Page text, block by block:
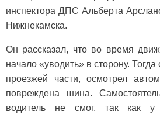
инспектора ДПС Альберта
Нижнекамска.
Он рассказал, что во время
начало «уводить» в сторону.
проезжей части, осмотрел
повреждена шина.
водитель не смог, так как у